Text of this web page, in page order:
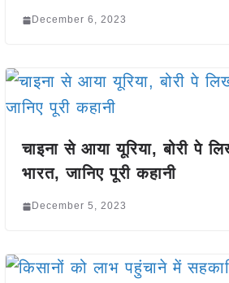
December 6, 2023
चाइना से आया यूरिया, बोरी पे
भारत, जानिए पूरी कहानी
December 5, 2023